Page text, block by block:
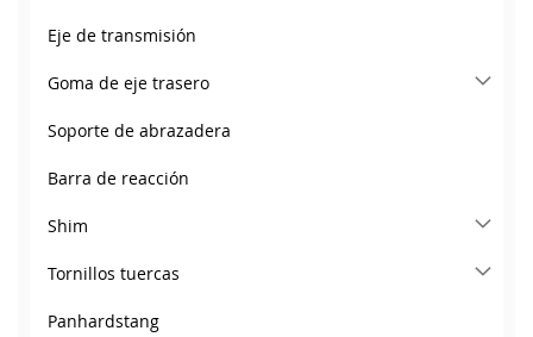
Eje de transmisión
Goma de eje trasero
Soporte de abrazadera
Barra de reacción
Shim
Tornillos tuercas
Panhardstang